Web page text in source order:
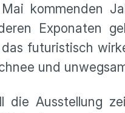
kommenden
Exponaten
futuristisch
und
die Ausstellung